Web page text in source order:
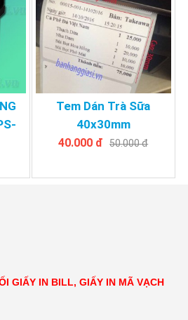
Tem Dán Trà Sữa
40x30mm
40.000 đ 50.000 đ
GIẤY IN BILL, GIẤY IN MÃ VẠCH